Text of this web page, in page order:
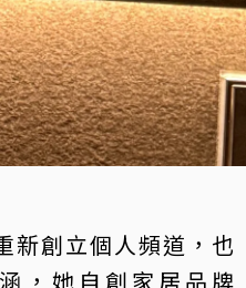
新創立個人頻道，也
，她自創家居品牌